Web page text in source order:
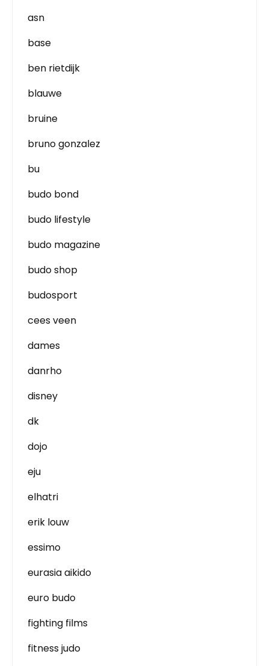
asn
base
ben rietdijk
blauwe
bruine
bruno gonzalez
bu
budo bond
budo lifestyle
budo magazine
budo shop
budosport
cees veen
dames
danrho
disney
dk
dojo
eju
elhatri
erik louw
essimo
eurasia aikido
euro budo
fighting films
fitness judo